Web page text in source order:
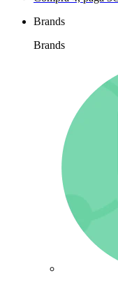
Brands
Brands